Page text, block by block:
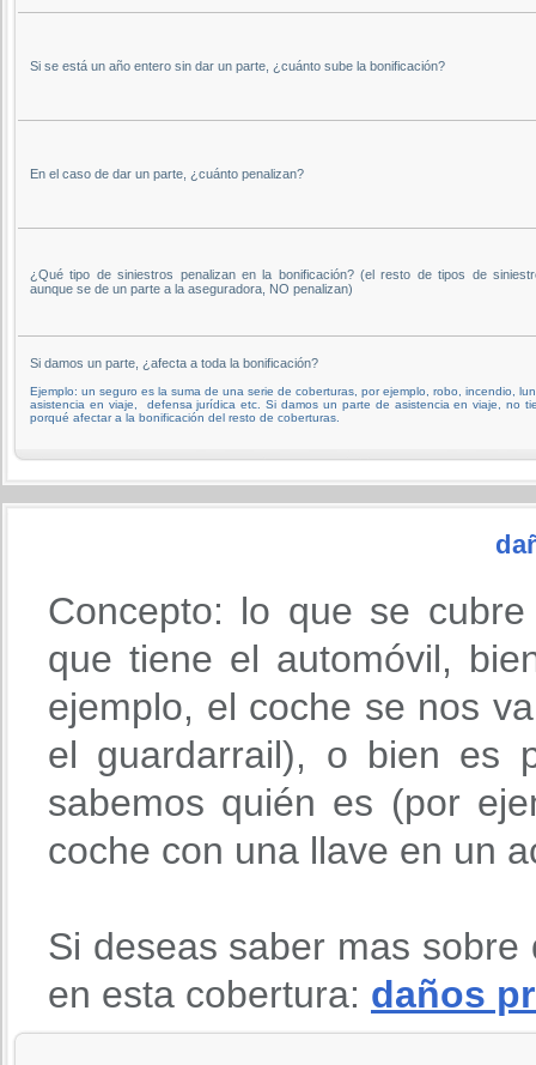
Si se está un año entero sin dar un parte, ¿cuánto sube la bonificación?
En el caso de dar un parte, ¿cuánto penalizan?
¿Qué tipo de siniestros penalizan en la bonificación? (el resto de tipos de
aunque se de un parte a la aseguradora, NO penalizan)
Si damos un parte, ¿afecta a toda la bonificación?
Ejemplo: un seguro es la suma de una serie de coberturas, por ejemplo, robo, incendio,
asistencia en viaje, defensa jurídica etc. Si damos un parte de asistencia en viaje, no
porqué afectar a la bonificación del resto de coberturas.
Concepto: lo que se
que tiene el automóvil,
ejemplo, el coche se nos
el guardarrail), o bien es
sabemos quién es (por
coche con una llave en un
Si deseas saber mas
en esta cobertura: daños